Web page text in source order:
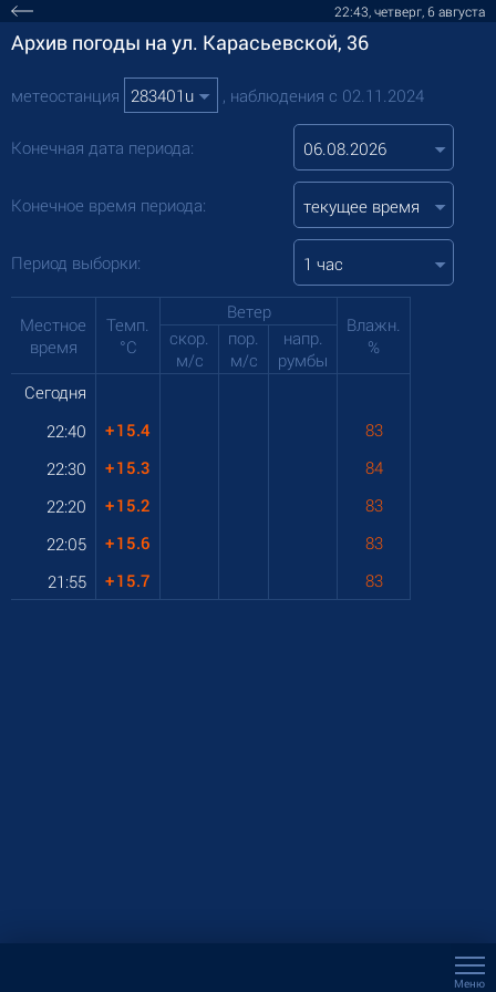
22:43, четверг, 6 августа
Архив погоды на ул. Карасьевской, 36
метеостанция , наблюдения с 02.11.2024
Конечная дата периода:
Конечное время периода: текущее время
Период выборки: 1 час
Местное
время
Темп.
°C
Ветер
Влажн.
%
скор.
м/с
пор.
м/с
напр.
румбы
Сегодня
22:40
+15.4
83
22:30
+15.3
84
22:20
+15.2
83
22:05
+15.6
83
21:55
+15.7 83
Меню